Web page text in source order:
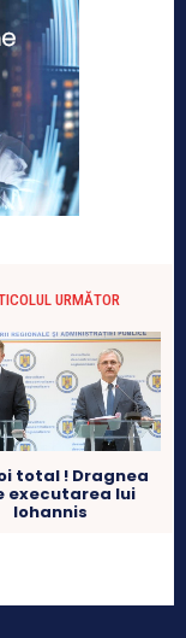
URMĂTOR
total ! Dragnea
executarea lui
Iohannis